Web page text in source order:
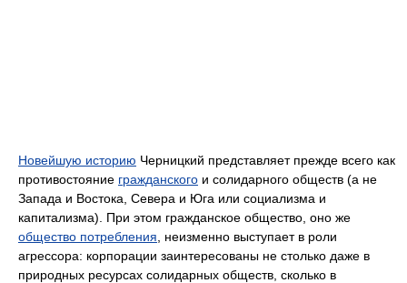
Новейшую историю Черницкий представляет прежде всего как
противостояние гражданского и солидарного обществ (а не
Запада и Востока, Севера и Юга или социализма и
капитализма). При этом гражданское общество, оно же
общество потребления , неизменно выступает в роли
агрессора: корпорации заинтересованы не столько даже в
природных ресурсах солидарных обществ, сколько в